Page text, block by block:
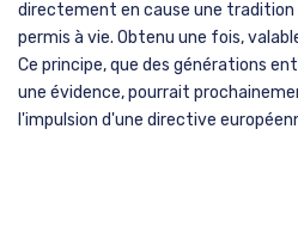
directement en cause une tradition
permis à vie. Obtenu une fois,
Ce principe, que des générations
une évidence, pourrait
l'impulsion d'une directive